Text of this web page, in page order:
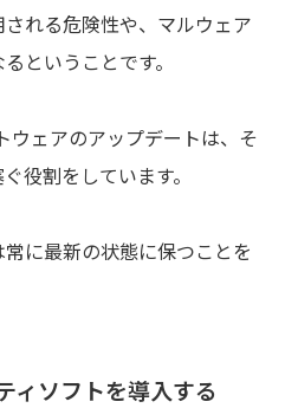
れる危険性や、マルウェア
ということです。
ウェアのアップデートは、そ
役割をしています。
に最新の状態に保つことを
ィソフトを導入する